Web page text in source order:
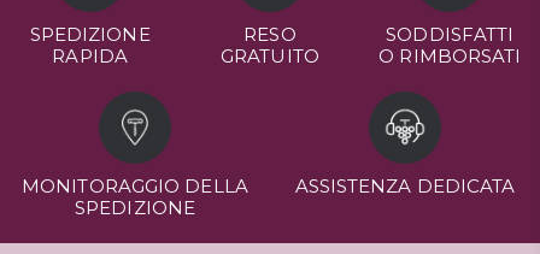
SPEDIZIONE
RAPIDA
RESO
GRATUITO
SODDISFATTI
O RIMBORSATI
MONITORAGGIO DELLA
SPEDIZIONE
ASSISTENZA DEDICATA